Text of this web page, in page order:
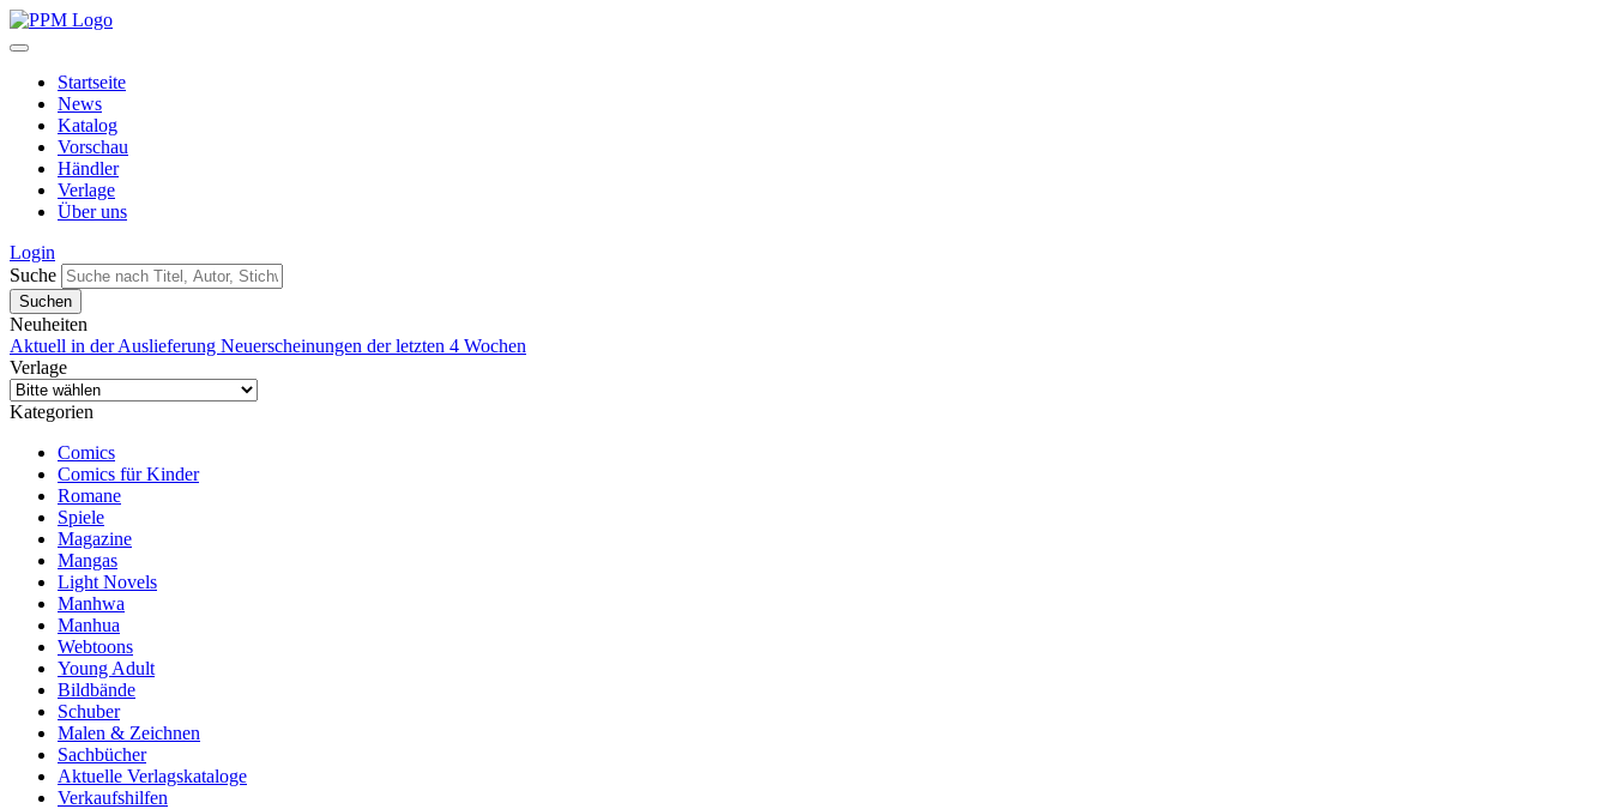
Startseite
News
Katalog
Vorschau
Händler
Verlage
Über uns
Login
Suche
Neuheiten
Aktuell in der Auslieferung Neuerscheinungen der letzten 4 Wochen
Verlage
Kategorien
Comics
Comics für Kinder
Romane
Spiele
Magazine
Mangas
Light Novels
Manhwa
Manhua
Webtoons
Young Adult
Bildbände
Schuber
Malen & Zeichnen
Sachbücher
Aktuelle Verlagskataloge
Verkaufshilfen